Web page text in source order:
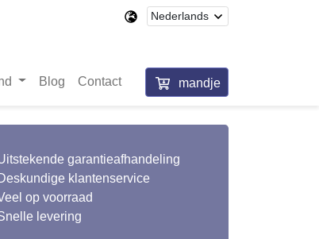
Blog Contact mandje
garantieafhandeling
klantenservice
op voorraad
levering